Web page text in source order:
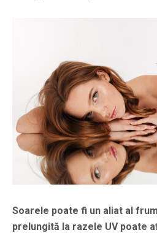
Soarele poate fi un aliat al
prelungită la razele UV poate